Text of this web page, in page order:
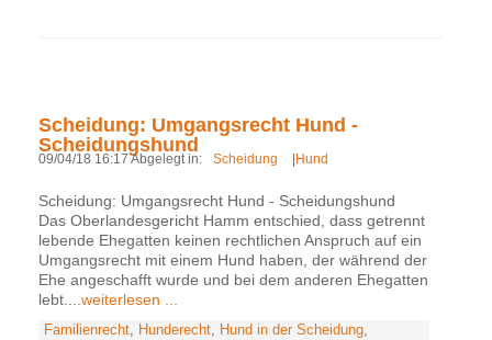
Scheidung: Umgangsrecht Hund -
Scheidungshund
09/04/18 16:17 Abgelegt in: Scheidung Hund
Scheidung: Umgangsrecht Hund - Scheidungshund
Das Oberlandesgericht Hamm entschied, dass getrennt
lebende Ehegatten keinen rechtlichen Anspruch auf ein
Umgangsrecht mit einem Hund haben, der während der
Ehe angeschafft wurde und bei dem anderen Ehegatten
lebt.... weiterlesen ...
Familienrecht, Hunderecht, Hund in der Scheidung,